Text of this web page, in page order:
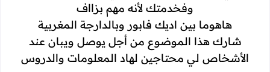
وفخدمتك لأنه مهم بزااف
هاهوما بين اديك فابور وبالدارجة المغربية
شارك هذا الموضوع من أجل يوصل ويبان عند
الأشخاص لي محتاجين لهاد المعلومات والدروس